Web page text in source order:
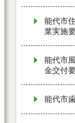
能代市
業実施
能代市
金交付
能代市